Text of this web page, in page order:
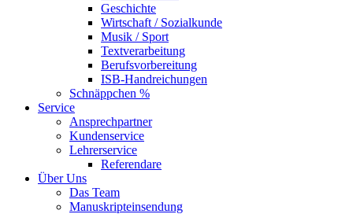
Geschichte
Wirtschaft / Sozialkunde
Musik / Sport
Textverarbeitung
Berufsvorbereitung
ISB-Handreichungen
Schnäppchen %
Service
Ansprechpartner
Kundenservice
Lehrerservice
Referendare
Über Uns
Das Team
Manuskripteinsendung